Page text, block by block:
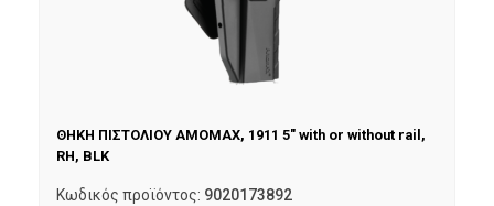
ΘΗΚΗ ΠΙΣΤΟΛΙΟΥ AMOMAX, 1911 5″ with or without rail,
RH, BLK
Κωδικός προϊόντος: 9020173892